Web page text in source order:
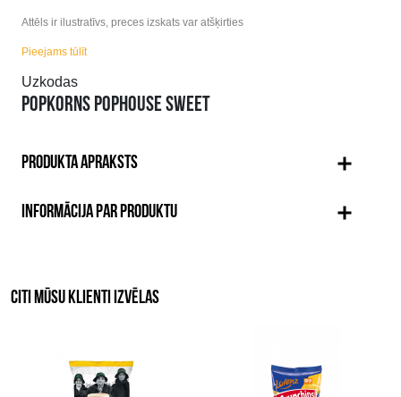
Attēls ir ilustratīvs, preces izskats var atšķirties
Pieejams tūlīt
Uzkodas
POPKORNS POPHOUSE SWEET
PRODUKTA APRAKSTS
INFORMĀCIJA PAR PRODUKTU
CITI MŪSU KLIENTI IZVĒLAS